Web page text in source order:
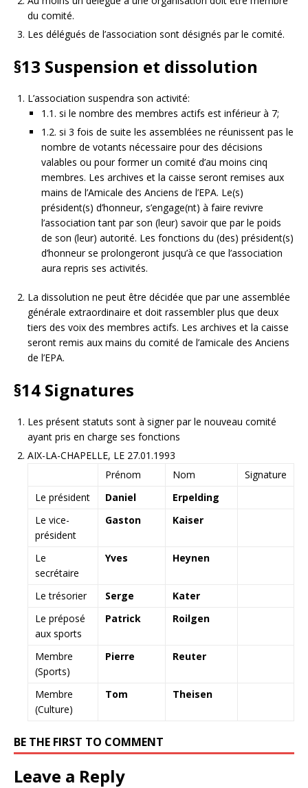
du comité.
Les délégués de l’association sont désignés par le comité.
§13 Suspension et dissolution
L’association suspendra son activité:
1.1. si le nombre des membres actifs est inférieur à 7;
1.2. si 3 fois de suite les assemblées ne réunissent pas le
nombre de votants nécessaire pour des décisions
valables ou pour former un comité d’au moins cinq
membres. Les archives et la caisse seront remises aux
mains de l’Amicale des Anciens de l’EPA. Le(s)
président(s) d’honneur, s’engage(nt) à faire revivre
l’association tant par son (leur) savoir que par le poids
de son (leur) autorité. Les fonctions du (des) président(s)
d’honneur se prolongeront jusqu’à ce que l’association
aura repris ses activités.
La dissolution ne peut être décidée que par une assemblée
générale extraordinaire et doit rassembler plus que deux
tiers des voix des membres actifs. Les archives et la caisse
seront remis aux mains du comité de l’amicale des Anciens
de l’EPA.
§14 Signatures
Les présent statuts sont à signer par le nouveau comité
ayant pris en charge ses fonctions
AIX-LA-CHAPELLE, LE 27.01.1993
Prénom
Nom
Signature
Le président
Daniel
Erpelding
Le vice-
président
Gaston Kaiser
Le
secrétaire
Yves Heynen
Le trésorier Serge
Kater
Le préposé
aux sports
Patrick Roilgen
Membre
(Sports)
Pierre Reuter
Membre
(Culture)
Tom Theisen
BE THE FIRST TO COMMENT
Leave a Reply